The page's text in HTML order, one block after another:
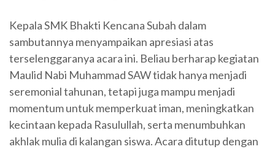
Kepala SMK Bhakti Kencana Subah dalam
sambutannya menyampaikan apresiasi atas
terselenggaranya acara ini. Beliau berharap kegiatan
Maulid Nabi Muhammad SAW tidak hanya menjadi
seremonial tahunan, tetapi juga mampu menjadi
momentum untuk memperkuat iman, meningkatkan
kecintaan kepada Rasulullah, serta menumbuhkan
akhlak mulia di kalangan siswa. Acara ditutup dengan